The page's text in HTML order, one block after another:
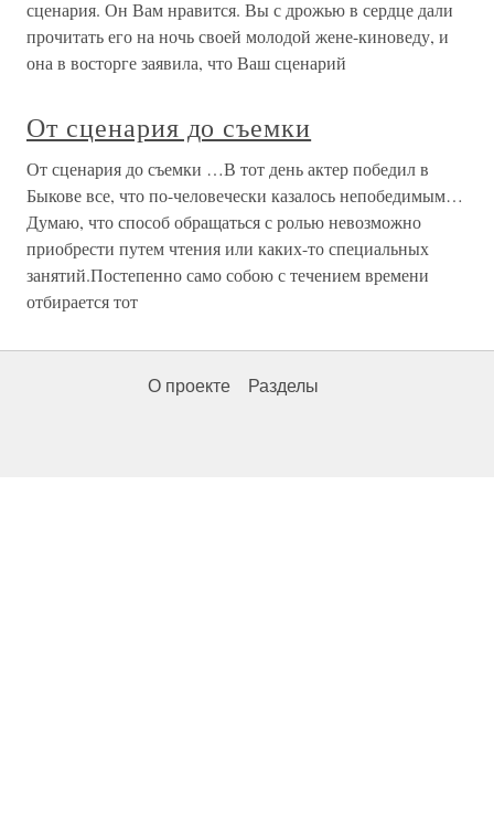
сценария. Он Вам нравится. Вы с дрожью в сердце дали
прочитать его на ночь своей молодой жене-киноведу, и
она в восторге заявила, что Ваш сценарий
От сценария до съемки
От сценария до съемки …В тот день актер победил в
Быкове все, что по-человечески казалось непобедимым…
Думаю, что способ обращаться с ролью невозможно
приобрести путем чтения или каких-то специальных
занятий.Постепенно само собою с течением времени
отбирается тот
О проекте Разделы